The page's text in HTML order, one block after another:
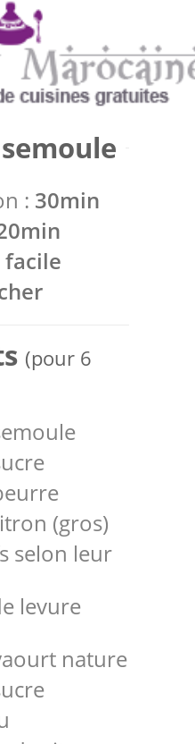
: 30min
facile
(pour 6
(gros)
selon leur
levure
nature